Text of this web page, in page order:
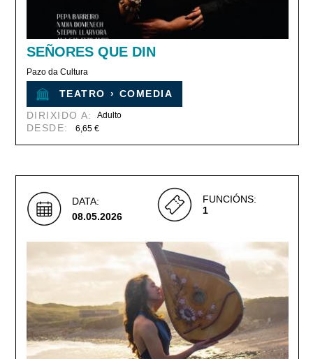
SEÑORES QUE DIN
Pazo da Cultura
TEATRO › COMEDIA
DIRIXIDO A:
Adulto
DESDE: 6,65 €
DATA:
08.05.2026
FUNCIÓNS:
1